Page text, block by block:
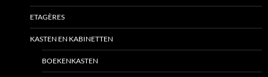
ETAGÈRES
KASTEN EN KABINETTEN
BOEKENKASTEN